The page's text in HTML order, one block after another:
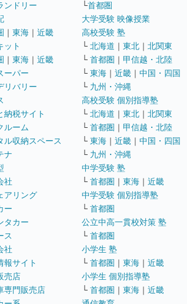
ンドリー
｜ 東海 ｜ 近畿
ット
｜ 東海 ｜ 近畿
ーパー
リバリー
納税サイト
ルーム
ル収納スペース
ナ
社
アリング
ー
タカー
ス
社
報サイト
売店
専門販売店
└首都圏
大学受験 映像授業
高校受験 塾
└ 北海道 ｜ 東北 ｜ 北関東
└ 首都圏 ｜ 甲信越・北陸
└ 東海 ｜ 近畿 ｜ 中国・四国
└ 九州・沖縄
高校受験 個別指導塾
└ 北海道 ｜ 東北 ｜ 北関東
└ 首都圏 ｜ 甲信越・北陸
└ 東海 ｜ 近畿 ｜ 中国・四国
└ 九州・沖縄
中学受験 塾
└ 首都圏 ｜ 東海 ｜ 近畿
中学受験 個別指導塾
└ 首都圏
公立中高一貫校対策 塾
└ 首都圏
小学生 塾
└ 首都圏 ｜ 東海 ｜ 近畿
小学生 個別指導塾
└ 首都圏 ｜ 東海 ｜ 近畿